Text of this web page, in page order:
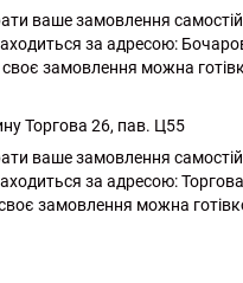
ваше замовлення
за адресою:
замовлення можна
Торгова 26, пав. Ц55
ваше замовлення
за адресою:
замовлення можна